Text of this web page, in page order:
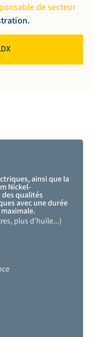
de secteur
ainsi que la
Nickel-
des qualités
avec une durée
plus d’huile...)